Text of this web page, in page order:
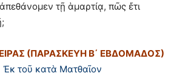
ἀπεθάνομεν τῇ ἁμαρτίᾳ, πῶς ἔτι
(ΠΑΡΑΣΚΕΥΗ Β΄ ΕΒΔΟΜΑΔΟΣ)
Ἐκ τοῦ κατὰ Ματθαῖον